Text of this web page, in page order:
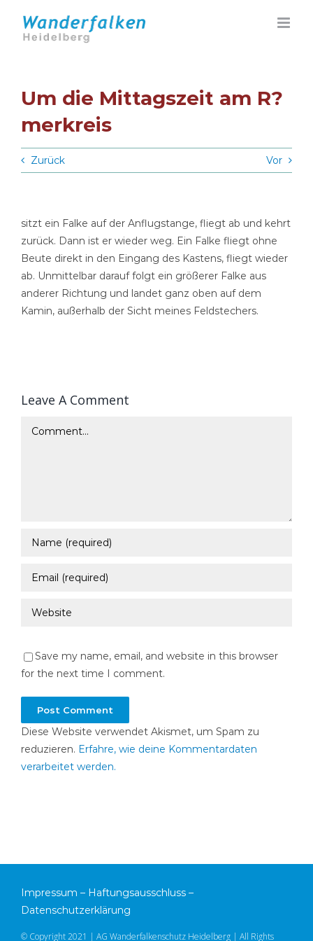
Inhalt
springen
Um die Mittagszeit am R?
merkreis
Zurück Vor
sitzt ein Falke auf der Anflugstange, fliegt ab und kehrt
zurück. Dann ist er wieder weg. Ein Falke fliegt ohne
Beute direkt in den Eingang des Kastens, fliegt wieder
ab. Unmittelbar darauf folgt ein größerer Falke aus
anderer Richtung und landet ganz oben auf dem
Kamin, außerhalb der Sicht meines Feldstechers.
Leave A Comment
Comment
Save my name, email, and website in this browser
for the next time I comment.
Diese Website verwendet Akismet, um Spam zu
reduzieren. Erfahre, wie deine Kommentardaten
verarbeitet werden.
Impressum – Haftungsausschluss –
Datenschutzerklärung
© Copyright 2021 | AG Wanderfalkenschutz Heidelberg | All Rights